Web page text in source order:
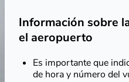
Información sobre
el aeropuerto
Es importante que
de hora y número del